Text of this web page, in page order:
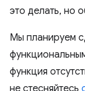
это делать, но
Мы планируем
функция
не стесняйтесь